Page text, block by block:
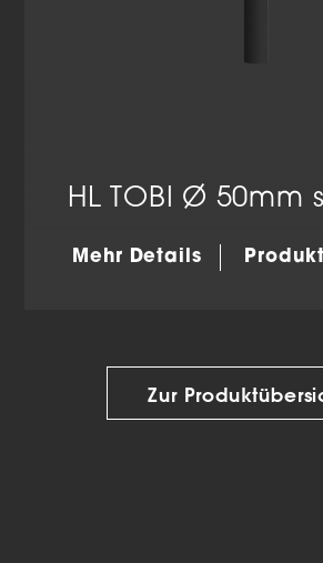
HL TOBI Ø 50mm
Mehr Details
Zur